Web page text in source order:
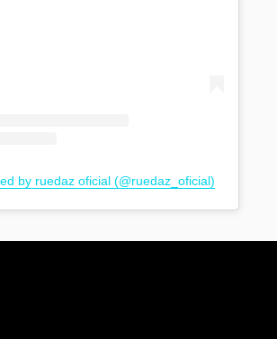
by ruedaz oficial (@ruedaz_oficial)